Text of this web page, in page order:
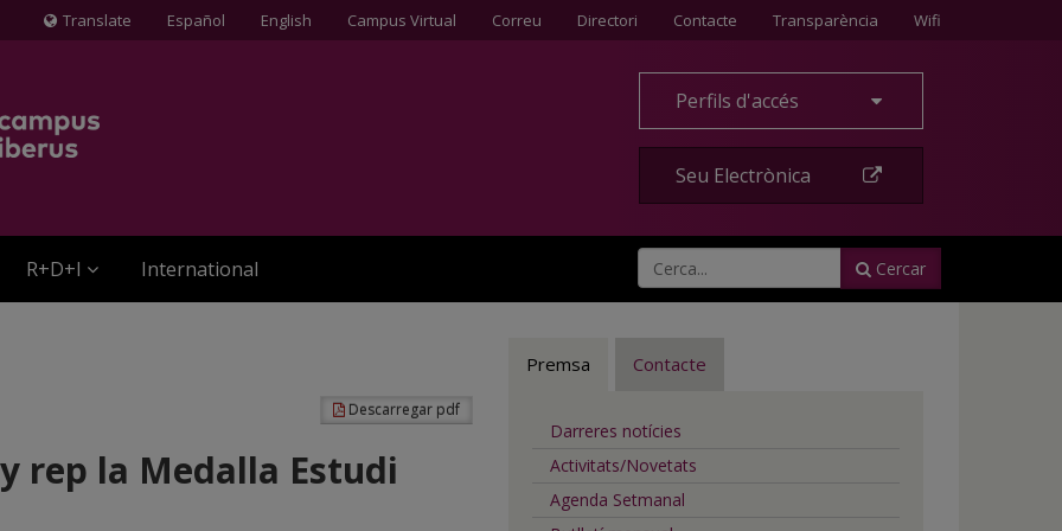
Icona
Translate Español English Campus Virtual Correu Directori Contacte
Contacte Transparència Wifi
Perfils d'accés
Seu Electrònica
R+D+I International Cercar
Descarregar pdf
rep la Medalla Estudi
Premsa Contacte
Darreres notícies
Activitats/Novetats
Agenda Setmanal